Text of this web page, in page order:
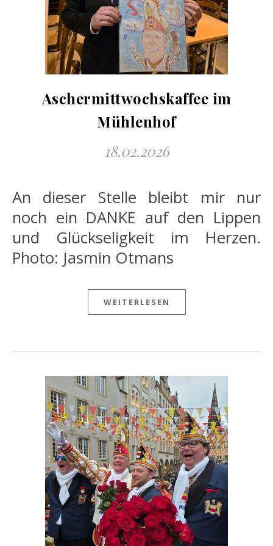
Aschermittwochskaffee im
Mühlenhof
18.02.2026
An dieser Stelle bleibt mir nur
noch ein DANKE auf den Lippen
und Glückseligkeit im Herzen.
Photo: Jasmin Otmans
WEITERLESEN